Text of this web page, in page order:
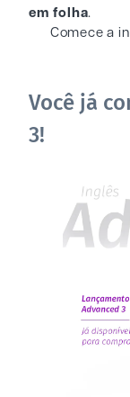
em folha.
Comece a
Você já
3!